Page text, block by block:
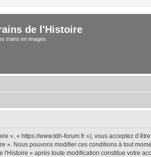
de l'Histoire
trains en images
« https://www.tdh-forum.fr »), vous acceptez
». Nous pouvons modifier ces conditions à tout
» après toute modification constitue votre